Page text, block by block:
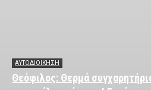
ΑΥΤΟΔΙΟΙΚΗΣΗ
Θεόφιλος: Θερμά